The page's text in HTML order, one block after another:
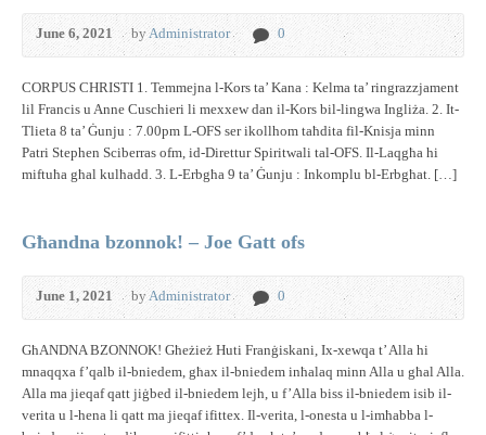
June 6, 2021 byAdministrator 0
CORPUS CHRISTI 1. Temmejna l-Kors ta’ Kana : Kelma ta’ ringrazzjament
lil Francis u Anne Cuschieri li mexxew dan il-Kors bil-lingwa Ingliża. 2. It-
Tlieta 8 ta’ Ġunju : 7.00pm L-OFS ser ikollhom taħdita fil-Knisja minn
Patri Stephen Sciberras ofm, id-Direttur Spiritwali tal-OFS. Il-Laqgħa hi
miftuħa għal kulħadd. 3. L-Erbgħa 9 ta’ Ġunju : Inkomplu bl-Erbgħat. […]
Għandna bzonnok! – Joe Gatt ofs
June 1, 2021 byAdministrator 0
GħANDNA BZONNOK! Għeżież Huti Franġiskani, Ix-xewqa t’ Alla hi
mnaqqxa f’qalb il-bniedem, għax il-bniedem inħalaq minn Alla u għal Alla.
Alla ma jieqaf qatt jiġbed il-bniedem lejh, u f’Alla biss il-bniedem isib il-
verita u l-hena li qatt ma jieqaf ifittex. Il-verita, l-onesta u l-imħabba l-